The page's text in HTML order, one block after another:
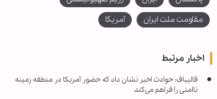
مقاومت ملت ایران
آمریکا
اخبار مرتبط
قالیباف: حوادث اخیر نشان داد که حضور آمریکا در منطقه زمینه
ناامنی را فراهم می‌کند